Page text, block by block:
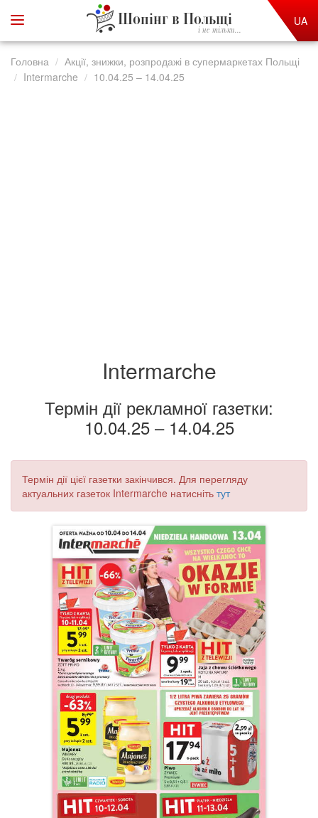
Шопінг в Польщі
і не тільки...
UA
Головна
Акції, знижки, розпродажі в супермаркетах Польщі
Intermarche
10.04.25 – 14.04.25
Intermarche
Термін дії рекламної газетки:
10.04.25 – 14.04.25
Термін дії цієї газетки закінчився. Для перегляду
актуальних газеток Intermarche натисніть тут